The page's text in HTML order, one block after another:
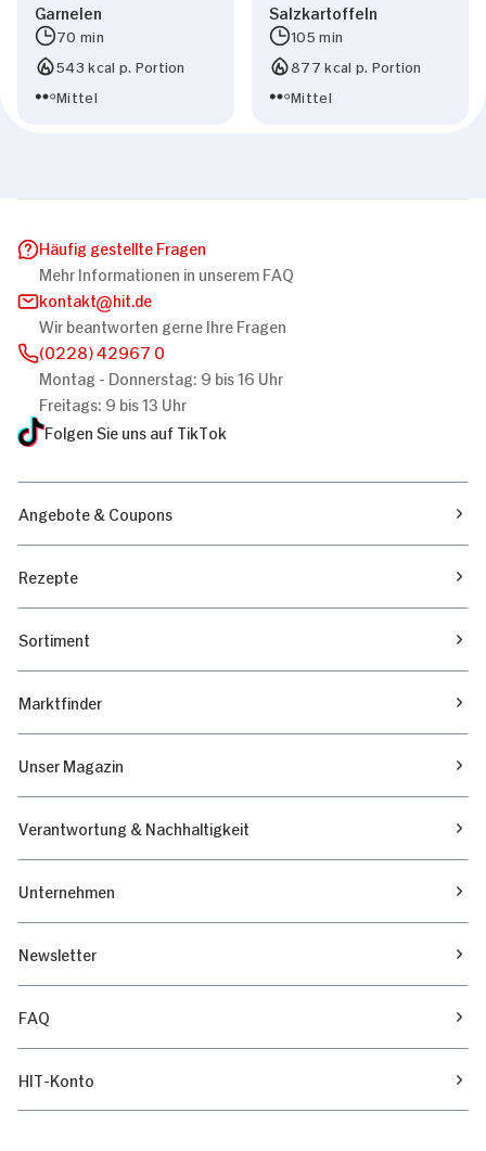
Alle zulassen
Nur Notwendige erlauben
Garnelen
70 min
543 kcal p. Portion
Mittel
Salzkartoffeln
105 min
877 kcal p. Portion
Mittel
Häufig gestellte Fragen
Mehr Informationen in unserem FAQ
kontakt
hit.de
Wir beantworten gerne Ihre Fragen
(0228) 42967 0
Montag - Donnerstag: 9 bis 16 Uhr
Freitags: 9 bis 13 Uhr
Folgen Sie uns auf TikTok
Angebote & Coupons
Rezepte
Sortiment
Marktfinder
Unser Magazin
Verantwortung & Nachhaltigkeit
Unternehmen
Newsletter
FAQ
HIT-Konto